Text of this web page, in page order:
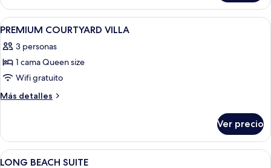
COURTYARD
SUITE
Abrir
todas
las
fotos
de
PREMIUM
12
PREMIUM COURTYARD VILLA
3 personas
1 cama Queen size
Wifi gratuito
Más detalles
Más
COURTYARD
VILLA
Ver precio
Abrir
15
LONG BEACH SUITE